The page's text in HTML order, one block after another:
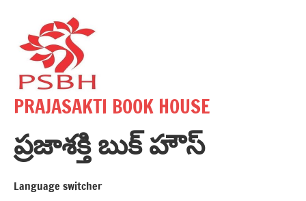
content
PRAJASAKTI BOOK HOUSE
ప్రజాశక్తి బుక్ హౌస్
Language switcher